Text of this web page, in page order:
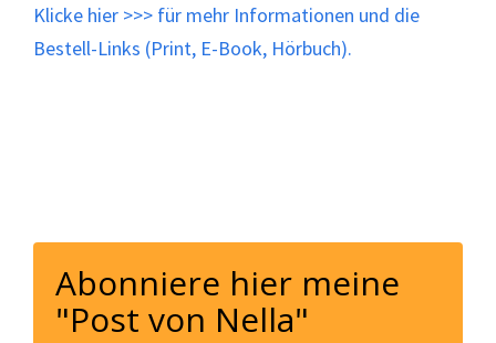
Klicke hier >>> für mehr Informationen und die
Bestell-Links (Print, E-Book, Hörbuch).
Abonniere hier meine
"Post von Nella"